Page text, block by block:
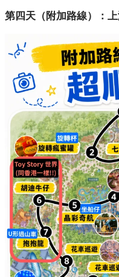
第四天（附加路線）：